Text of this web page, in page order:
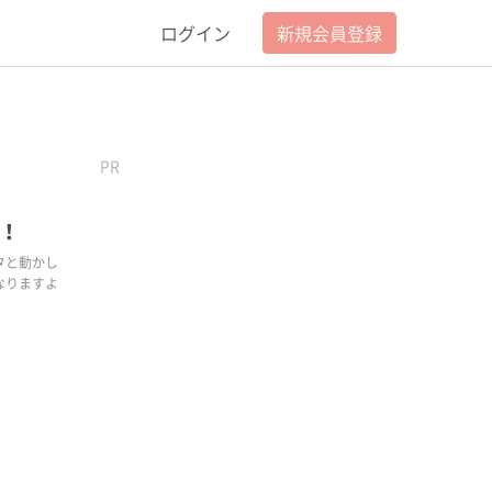
ログイン 新規会員登録
と動かし
ますよ
PR